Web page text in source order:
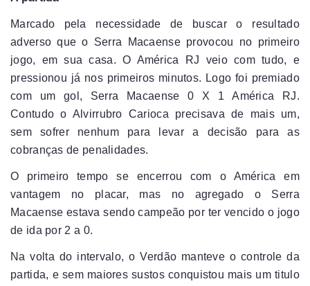
Marcado pela necessidade de buscar o resultado
adverso que o Serra Macaense provocou no primeiro
jogo, em sua casa. O América RJ veio com tudo, e
pressionou já nos primeiros minutos. Logo foi premiado
com um gol, Serra Macaense 0 X 1 América RJ.
Contudo o Alvirrubro Carioca precisava de mais um,
sem sofrer nenhum para levar a decisão para as
cobranças de penalidades.
O primeiro tempo se encerrou com o América em
vantagem no placar, mas no agregado o Serra
Macaense estava sendo campeão por ter vencido o jogo
de ida por 2 a 0.
Na volta do intervalo, o Verdão manteve o controle da
partida, e sem maiores sustos conquistou mais um titulo